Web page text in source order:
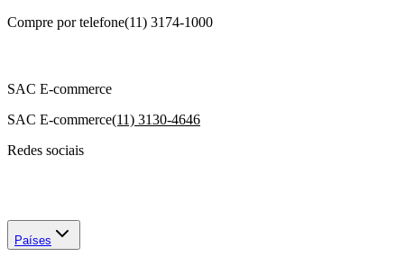
Compre por telefone(11) 3174-1000
SAC E-commerce
SAC E-commerce(11) 3130-4646
Redes sociais
Países